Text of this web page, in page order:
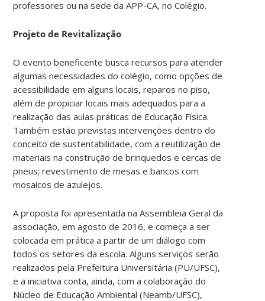
professores ou na sede da APP-CA, no Colégio.
Projeto de Revitalização
O evento beneficente busca recursos para atender
algumas necessidades do colégio, como opções de
acessibilidade em alguns locais, reparos no piso,
além de propiciar locais mais adequados para a
realização das aulas práticas de Educação Física.
Também estão previstas intervenções dentro do
conceito de sustentabilidade, com a reutilização de
materiais na construção de brinquedos e cercas de
pneus; revestimento de mesas e bancos com
mosaicos de azulejos.
A proposta foi apresentada na Assembleia Geral da
associação, em agosto de 2016, e começa a ser
colocada em prática a partir de um diálogo com
todos os setores da escola. Alguns serviços serão
realizados pela Prefeitura Universitária (PU/UFSC),
e a iniciativa conta, ainda, com a colaboração do
Núcleo de Educação Ambiental (Neamb/UFSC),